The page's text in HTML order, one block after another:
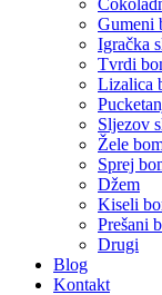
Gumeni
Igračka
Tvrdi
Lizalica
Sljezov
Žele
Sprej
Džem
Kiseli
Prešani
Drugi
Blog
Kontakt